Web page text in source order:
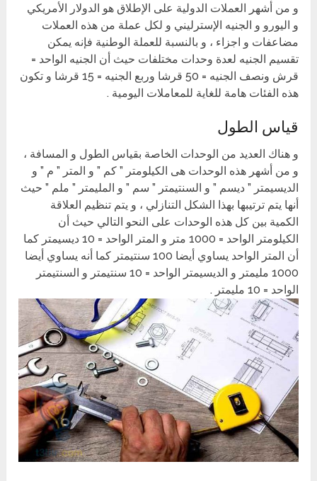
و من أشهر العملات الدولية على الإطلاق هو الدولار الأمريكي
و اليورو و الجنيه الإسترليني و لكل عملة من هذه العملات
مضاعفات و اجزاء ، و بالنسبة للعملة الوطنية فإنه يمكن
تقسيم الجنيه لعدة وحدات مختلفات حيث أن الجنيه الواحد =
قرش ونصف الجنيه = 50 قرشا وربع الجنيه = 15 قرشا و تكون
هذه الفئات هامة للغاية للمعاملات اليومية .
قياس الطول
و هناك العديد من الوحدات الخاصة بقياس الطول و المسافة ،
و من أشهر هذه الوحدات هى الكيلومتر ” كم ” و المتر ” م ” و
الديسيمتر ” ديسم ” و السنتيمتر ” سم ” و المليمتر ” ملم ” حيث
أنها يتم ترتيبها بهذا الشكل التنازلي ، و يتم تنظيم العلاقة
الكمية بين كل هذه الوحدات على النحو التالي حيث أن
الكيلومتر الواحد = 1000 متر و المتر الواحد = 10 ديسيمتر كما
أن المتر الواحد يساوي أيضا 100 سنتيمتر كما أنه يساوي أيضا
1000 مليمتر و الديسيمتر الواحد = 10 سنتيمتر و السنتيمتر
الواحد = 10 مليمتر .